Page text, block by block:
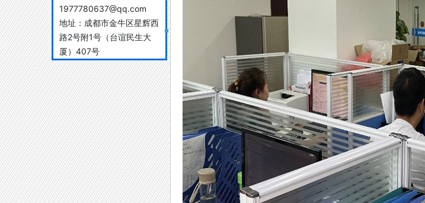
1977780637@qq.com
地址： 成都市金牛区星辉西
路2号附1号（台谊民生大
厦）407号